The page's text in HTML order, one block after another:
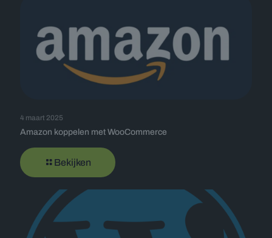
4 maart 2025
Amazon koppelen met WooCommerce
Bekijken